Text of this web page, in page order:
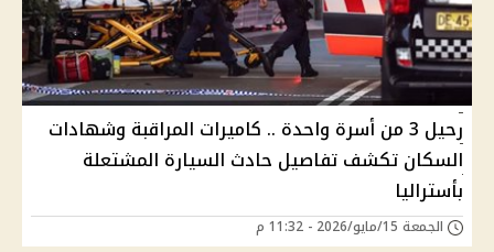
رحيل 3 من أسرة واحدة .. كاميرات المراقبة وشهادات
السكان تكشف تفاصيل حادث السيارة المشتعلة
بأستراليا
الجمعة 15/مايو/2026 - 11:32 م